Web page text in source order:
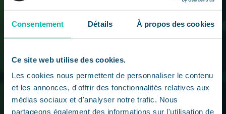
Consentement Détails À propos des cookies
Ce site web utilise des cookies.
Les cookies nous permettent de personnaliser le contenu
et les annonces, d'offrir des fonctionnalités relatives aux
médias sociaux et d'analyser notre trafic. Nous
partageons également des informations sur l'utilisation de
Recevoir plus
d’informations
Remplissez le formulaire ci-dessous pour recevoir
plus d’informations sur le programme de CCCLX